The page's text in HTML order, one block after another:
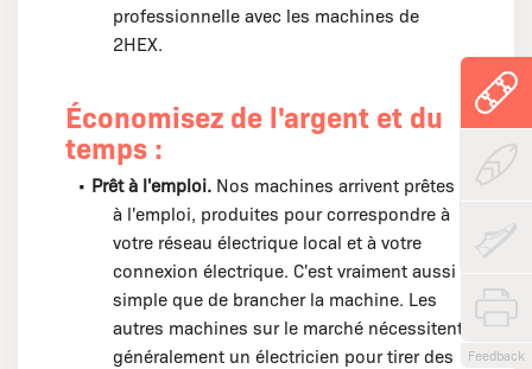
Feedback
professionnelle avec les machines de
2HEX.
Économisez de l'argent et du
temps :
• Prêt à l'emploi.Nos machines arrivent prêtes
à l'emploi, produites pour correspondre à
votre réseau électrique local et à votre
connexion électrique. C'est vraiment aussi
simple que de brancher la machine. Les
autres machines sur le marché nécessitent
généralement un électricien pour tirer des